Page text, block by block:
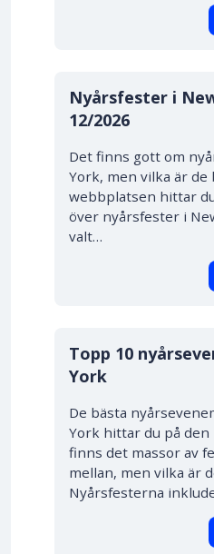
Nyårsfester i
12/2026
Det finns gott om
York, men vilka är de
webbplatsen hittar
över nyårsfester i
valt…
Topp 10
York
De bästa
York hittar du på den
finns det massor av
mellan, men vilka är
Nyårsfesterna